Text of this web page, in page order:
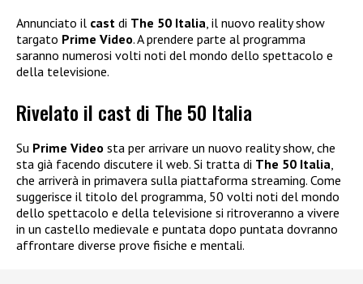
Annunciato il cast di The 50 Italia, il nuovo reality show
targato Prime Video. A prendere parte al programma
saranno numerosi volti noti del mondo dello spettacolo e
della televisione.
Rivelato il cast di The 50 Italia
Su Prime Video sta per arrivare un nuovo reality show, che
sta già facendo discutere il web. Si tratta di The 50 Italia,
che arriverà in primavera sulla piattaforma streaming. Come
suggerisce il titolo del programma, 50 volti noti del mondo
dello spettacolo e della televisione si ritroveranno a vivere
in un castello medievale e puntata dopo puntata dovranno
affrontare diverse prove fisiche e mentali.